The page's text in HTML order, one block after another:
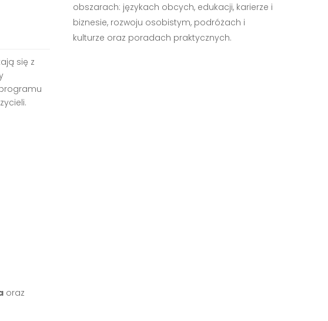
się z
oraz
obszarach: językach obcych, edukacji, karierze i
biznesie, rozwoju osobistym, podróżach i
kulturze oraz poradach praktycznych.